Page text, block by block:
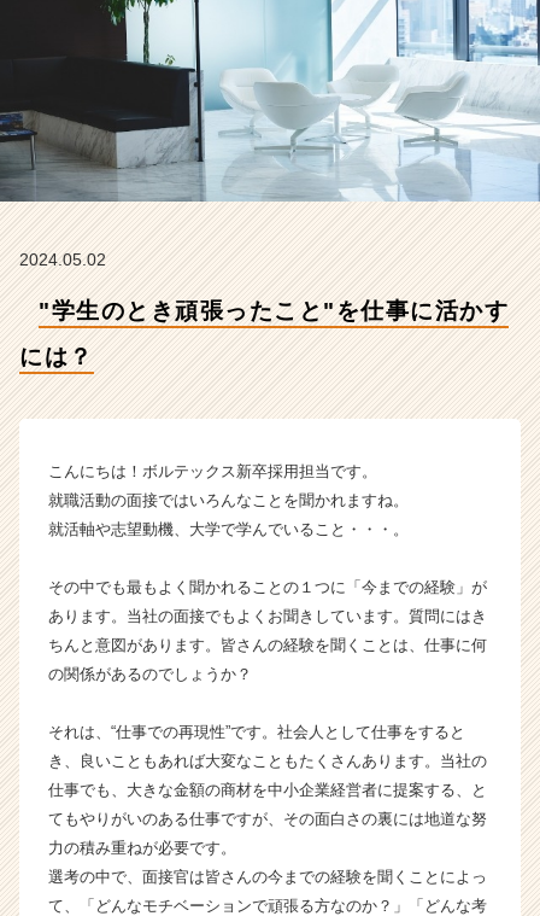
は？
【株
式
会
社
ボ
ル
テ
タ
イ
|
ベ
ン
チ
ー・
成
長
企
か
ら
ス
カ
ウ
ト
が
届
2024.05.02
"学生のとき頑張ったこと"を仕事に活かす
には？
こんにちは！ボルテックス新卒採用担当です。
就職活動の面接ではいろんなことを聞かれますね。
就活軸や志望動機、大学で学んでいること・・・。
その中でも最もよく聞かれることの１つに「今までの経験」が
あります。当社の面接でもよくお聞きしています。質問にはき
ちんと意図があります。皆さんの経験を聞くことは、仕事に何
の関係があるのでしょうか？
それは、“仕事での再現性”です。社会人として仕事をすると
き、良いこともあれば大変なこともたくさんあります。当社の
仕事でも、大きな金額の商材を中小企業経営者に提案する、と
てもやりがいのある仕事ですが、その面白さの裏には地道な努
力の積み重ねが必要です。
選考の中で、面接官は皆さんの今までの経験を聞くことによっ
て、「どんなモチベーションで頑張る方なのか？」「どんな考